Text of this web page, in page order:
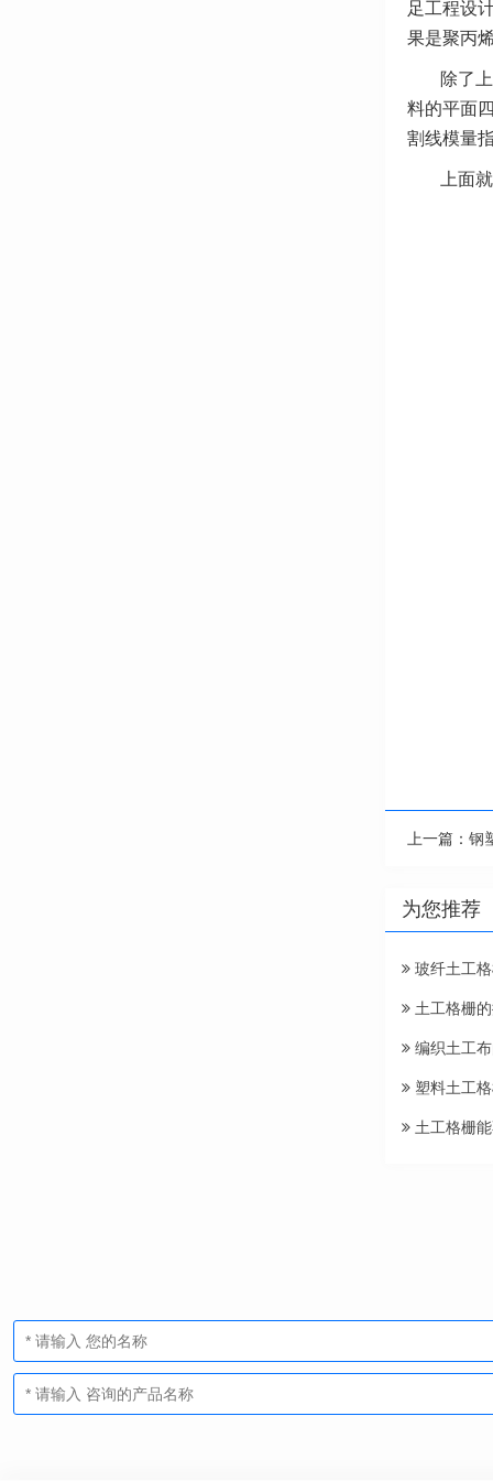
足工程设
果是聚丙
除了
料的平面
割线模量
上面
上一篇： 钢
为您推荐
玻纤土工格
土工格栅
编织土工
塑料土工格
土工格栅